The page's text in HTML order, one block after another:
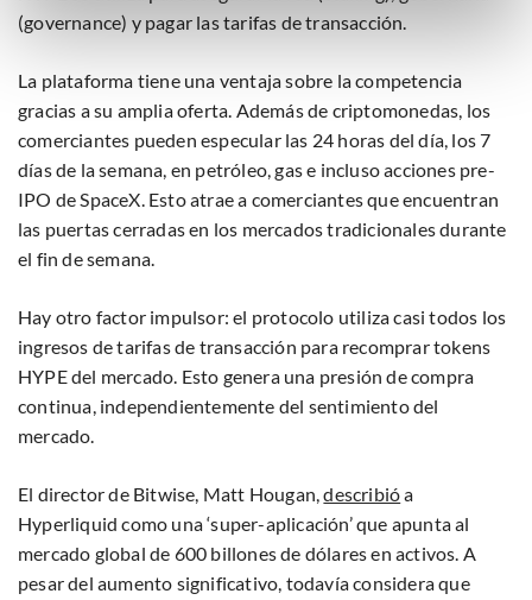
maak gedetailleerde keuzes, waaronder het maken van
instellingen te allen tijde inzien en bijwerken door op de
tekst 'cookies' te klikken onderaan de pagina. Voor meer
informatie: zie onsprivacy- en cookiestatement.
(governance) y pagar las tarifas de transacción.
La plataforma tiene una ventaja sobre la competencia
gracias a su amplia oferta. Además de criptomonedas, los
comerciantes pueden especular las 24 horas del día, los 7
días de la semana, en petróleo, gas e incluso acciones pre-
IPO de SpaceX. Esto atrae a comerciantes que encuentran
las puertas cerradas en los mercados tradicionales durante
el fin de semana.
Hay otro factor impulsor: el protocolo utiliza casi todos los
ingresos de tarifas de transacción para recomprar tokens
HYPE del mercado. Esto genera una presión de compra
continua, independientemente del sentimiento del
mercado.
El director de Bitwise, Matt Hougan,describióa
Hyperliquid como una ‘super-aplicación’ que apunta al
mercado global de 600 billones de dólares en activos. A
pesar del aumento significativo, todavía considera que